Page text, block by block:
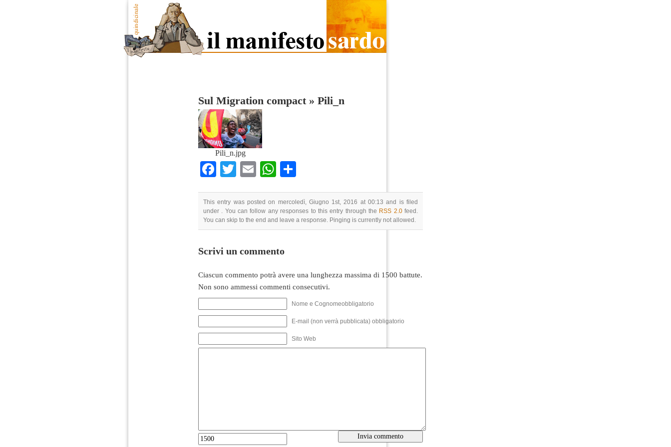
Sul Migration compact» Pili_n
Pili_n.jpg
Facebook
TwitterEmailWhatsApp
This entry was posted on mercoledì, Giugno 1st, 2016 at 00:13 and is filed
under . You can follow any responses to this entry through the RSS 2.0feed.
You can skip to the end and leave a response. Pinging is currently not allowed.
Scrivi un commento
Ciascun commento potrà avere una lunghezza massima di 1500 battute.
Non sono ammessi commenti consecutivi.
Nome e Cognomeobbligatorio
E-mail (non verrà pubblicata) obbligatorio
Sito Web